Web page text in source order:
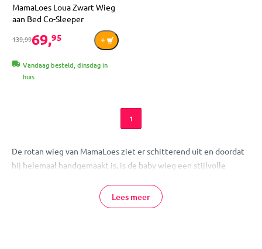
MamaLoes Loua Zwart Wieg
aan Bed Co-Sleeper
139,9969,95
Vandaag besteld, dinsdag in
huis
1
De rotan wieg van MamaLoes ziet er schitterend uit en doordat
hij helemaal handgemaakt is, is de baby wieg een stijlvolle
gemaakt is van de beste materialen, is dat aan de prijs niet te
zien. De rotan wieg is beschikbaar in verschillende kleuren en
Lees meer